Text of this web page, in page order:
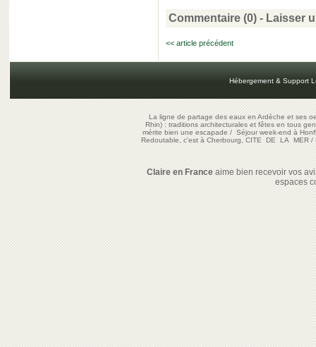
Commentaire (0) - Laisser
<< article précédent
Hébergement & Support
La ligne de partage des eaux en Ardèche et ses
Rhin) : traditions architecturales et fêtes en tous
mérite bien une escapade/Séjour week-end à
Redoutable, c'est à Cherbourg, CITE DE LA MER/
Claire en Franceaime bien recevoir vos
espaces